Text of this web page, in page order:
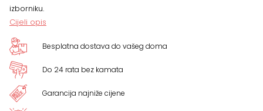
izborniku.
Cijeli opis
Besplatna dostava do vašeg doma
Do 24 rata bez kamata
Garancija najniže cijene